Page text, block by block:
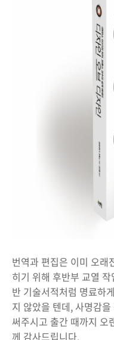
번역과 편집은 이미 오래
히기 위해 후반부 교열
반 기술서적처럼 명료하
지 않았을 텐데, 사명감
써주시고 출간 때까지 오
께 감사드립니다.